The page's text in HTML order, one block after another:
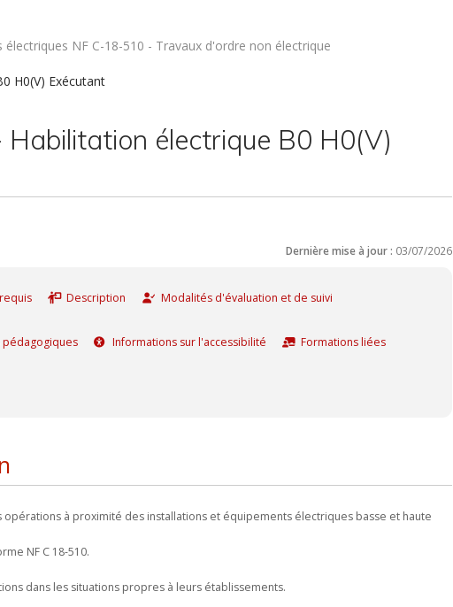
électriques NF C-18-510 - Travaux d'ordre non électrique
H0(V) Exécutant
électrique B0 H0(V)
Dernière mise à jour : 03/07/2026
Description Modalités d'évaluation et de suivi
Informations sur l'accessibilité Formations liées
à proximité des installations et équipements électriques basse et haute
NF C 18-510.
dans les situations propres à leurs établissements.